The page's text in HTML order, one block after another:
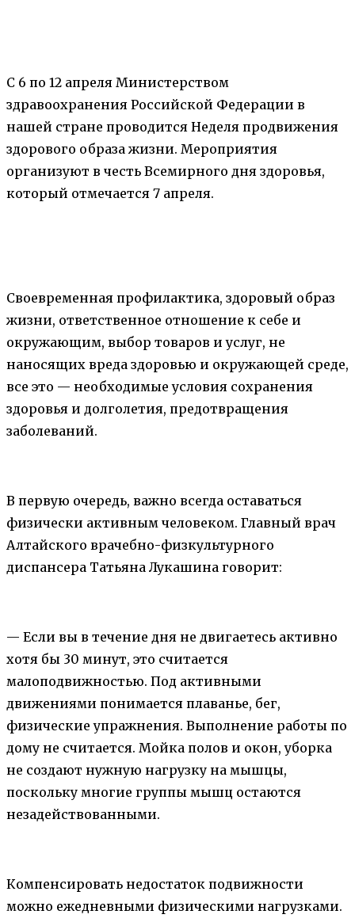
С 6 по 12 апреля Министерством
здравоохранения Российской Федерации в
нашей стране проводится Неделя продвижения
здорового образа жизни. Мероприятия
организуют в честь Всемирного дня здоровья,
который отмечается 7 апреля.
Своевременная профилактика, здоровый образ
жизни, ответственное отношение к себе и
окружающим, выбор товаров и услуг, не
наносящих вреда здоровью и окружающей среде,
все это — необходимые условия сохранения
здоровья и долголетия, предотвращения
заболеваний.
В первую очередь, важно всегда оставаться
физически активным человеком. Главный врач
Алтайского врачебно-физкультурного
диспансера Татьяна Лукашина говорит:
— Если вы в течение дня не двигаетесь активно
хотя бы 30 минут, это считается
малоподвижностью. Под активными
движениями понимается плаванье, бег,
физические упражнения. Выполнение работы по
дому не считается. Мойка полов и окон, уборка
не создают нужную нагрузку на мышцы,
поскольку многие группы мышц остаются
незадействованными.
Компенсировать недостаток подвижности
можно ежедневными физическими нагрузками.